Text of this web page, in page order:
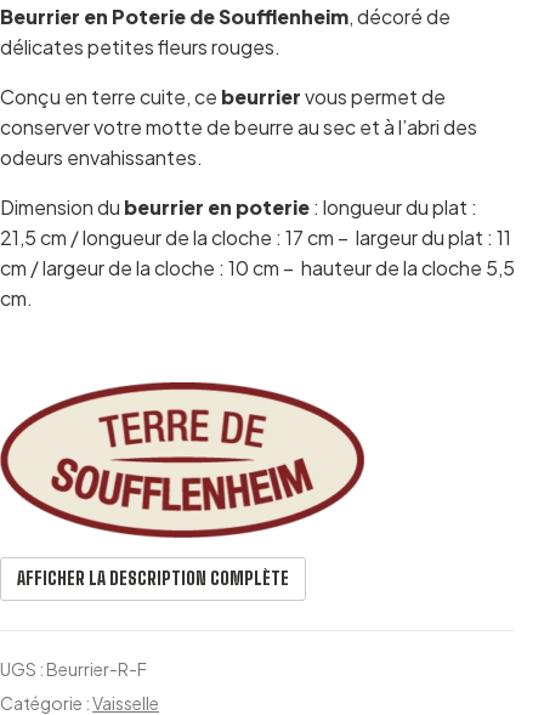
Beurrier en Poterie de Soufflenheim, décoré de
délicates petites fleurs rouges.
Conçu en terre cuite, ce beurriervous permet de
conserver votre motte de beurre au sec et à l’abri des
odeurs envahissantes.
Dimension du beurrier en poterie: longueur du plat :
21,5 cm / longueur de la cloche : 17 cm – largeur du plat : 11
cm / largeur de la cloche : 10 cm – hauteur de la cloche 5,5
cm.
AFFICHER LA DESCRIPTION COMPLÈTE
UGS : Beurrier-R-F
Catégorie :Vaisselle